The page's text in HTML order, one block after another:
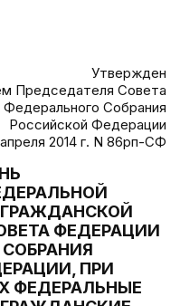
Утвержден
Председателя Совета
Собрания
Российской Федерации
2014 г. N 86рп-СФ
ФЕДЕРАЦИИ
ПРИ
ФЕДЕРАЛЬНЫЕ